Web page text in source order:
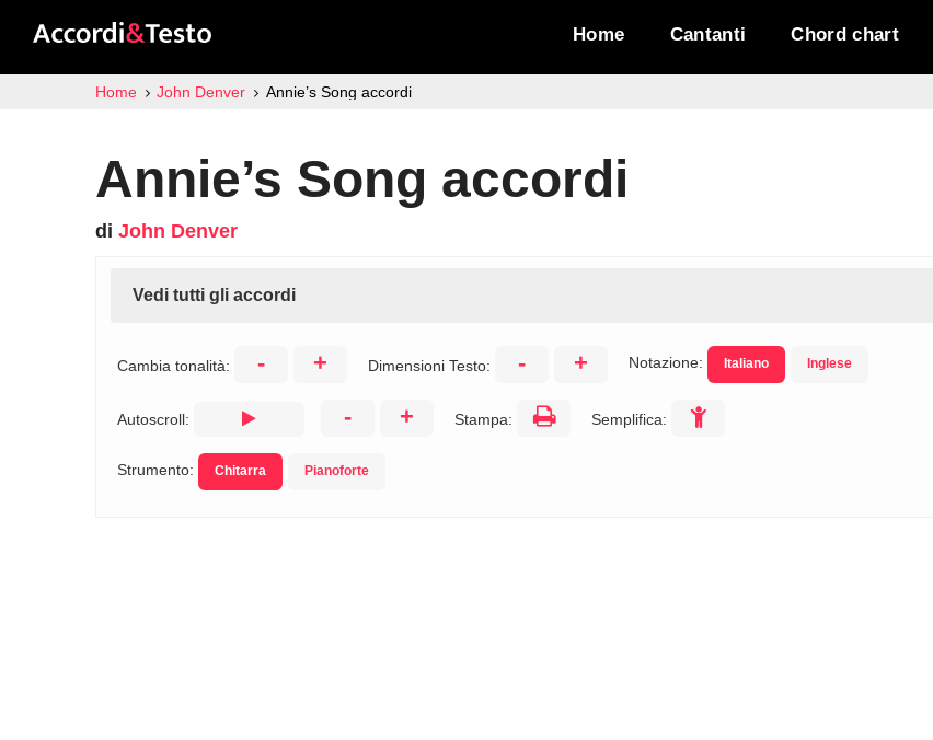
Home Cantanti Chord chart
Home John Denver Annie’s Song accordi
Annie’s Song accordi
di John Denver
Vedi tutti gli accordi
Cambia tonalità: - + Dimensioni Testo: - + Notazione: Italiano Inglese
Autoscroll: - + Stampa: Semplifica:
Strumento: Chitarra Pianoforte